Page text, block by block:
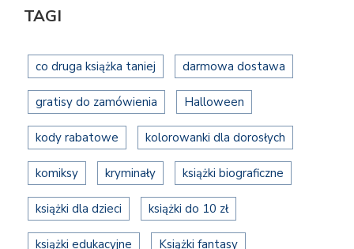
TAGI
co druga książka taniej darmowa dostawa
gratisy do zamówienia Halloween
kody rabatowe kolorowanki dla dorosłych
komiksy kryminały książki biograficzne
książki dla dzieci książki do 10 zł
książki edukacyjne Książki fantasy